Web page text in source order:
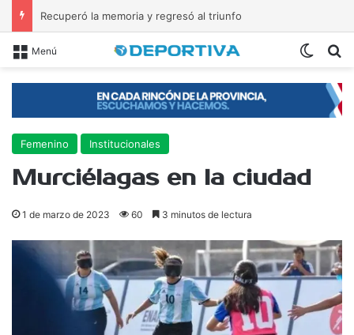
Recuperó la memoria y regresó al triunfo
Menú
Femenino Institucionales
Murciélagas en la ciudad
1 de marzo de 2023 60 3 minutos de lectura